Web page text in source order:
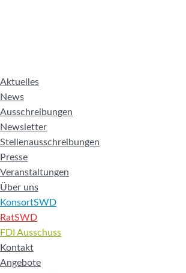
Aktuelles
News
Ausschreibungen
Newsletter
Stellenausschreibungen
Presse
Veranstaltungen
Über uns
KonsortSWD
RatSWD
FDI Ausschuss
Kontakt
Angebote